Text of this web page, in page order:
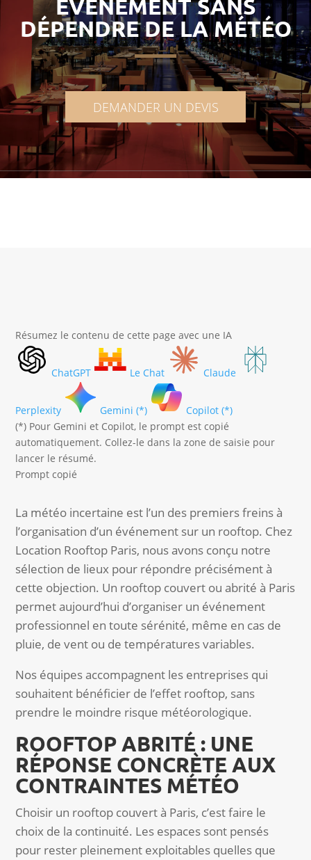
ÉVÉNEMENT SANS
DÉPENDRE DE LA MÉTÉO
DEMANDER UN DEVIS
Résumez le contenu de cette page avec une IA
ChatGPT Le Chat Claude
Perplexity Gemini (*)
Copilot (*)
(*) Pour Gemini et Copilot, le prompt est copié
automatiquement. Collez-le dans la zone de saisie pour
lancer le résumé.
Prompt copié
La météo incertaine est l’un des premiers freins à
l’organisation d’un événement sur un rooftop. Chez
Location Rooftop Paris, nous avons conçu notre
sélection de lieux pour répondre précisément à
cette objection. Un rooftop couvert ou abrité à Paris
permet aujourd’hui d’organiser un événement
professionnel en toute sérénité, même en cas de
pluie, de vent ou de températures variables.
Nos équipes accompagnent les entreprises qui
souhaitent bénéficier de l’effet rooftop, sans
prendre le moindre risque météorologique.
ROOFTOP ABRITÉ : UNE
RÉPONSE CONCRÈTE AUX
CONTRAINTES MÉTÉO
Choisir un rooftop couvert à Paris, c’est faire le
choix de la continuité. Les espaces sont pensés
pour rester pleinement exploitables quelles que